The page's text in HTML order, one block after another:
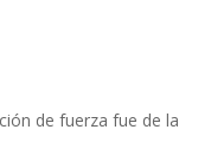
de fuerza fue de la